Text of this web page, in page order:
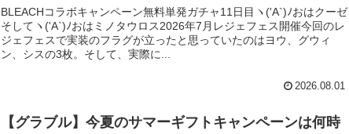
BLEACHコラボキャンペーン無料単発ガチャ11日目ヽ('A`)ﾉおはクーゼ
そしてヽ('A`)ﾉおはミノタウロス2026年7月レジェフェス開催今回のレ
ジェフェスで実装のフラグが立ったと思っていたのはヨウ、グウィ
ン、シスの3枚。そして、実際に...
2026.08.01
【グラブル】今夏のサマーギフトキャンペーンは何時